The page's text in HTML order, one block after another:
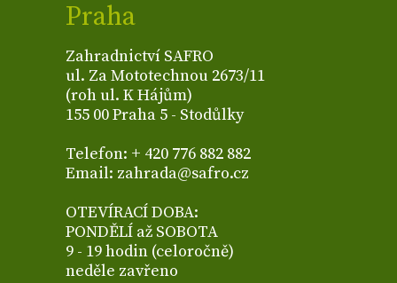
Praha
Zahradnictví SAFRO
ul. Za Mototechnou 2673/11
(roh ul. K Hájům)
155 00 Praha 5 - Stodůlky
Telefon: + 420 776 882 882
Email: zahrada@safro.cz
OTEVÍRACÍ DOBA:
PONDĚLÍ až SOBOTA
9 - 19 hodin (celoročně)
neděle zavřeno